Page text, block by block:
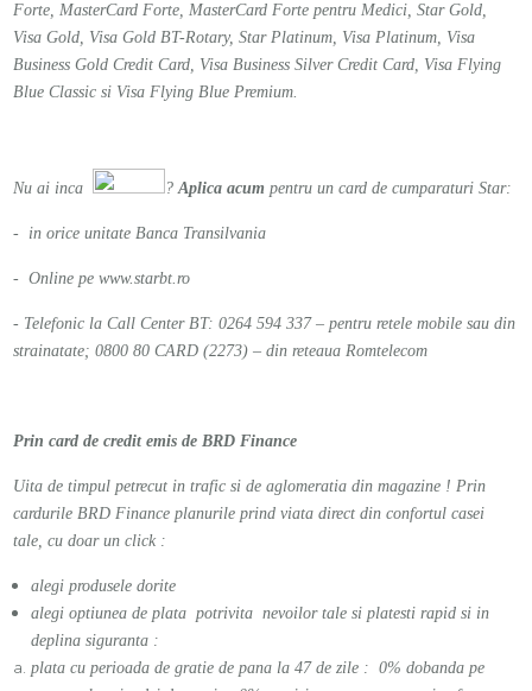
Forte, MasterCard Forte, MasterCard Forte pentru Medici, Star Gold,
Visa Gold, Visa Gold BT-Rotary, Star Platinum, Visa Platinum, Visa
Business Gold Credit Card, Visa Business Silver Credit Card, Visa Flying
Blue Classic si Visa Flying Blue Premium.
Nu ai inca ?Aplica acum pentru un card de cumparaturi Star:
- in orice unitate Banca Transilvania
- Online pewww.starbt.ro
- Telefonic la Call Center BT:0264 594 337 – pentru retele mobile sau din
strainatate; 0800 80 CARD (2273) – din reteaua Romtelecom
Prin card de credit emis de BRD Finance
Uita de timpul petrecut in trafic si de aglomeratia din magazine ! Prin
cardurile BRD Finance planurile prind viata direct din confortul casei
tale, cu doar un click :
alegi produsele dorite
alegi optiunea de plata potrivita nevoilor tale si platesti rapid si in
deplina siguranta :
plata cu perioada de gratie de pana la 47 de zile : 0% dobanda pe